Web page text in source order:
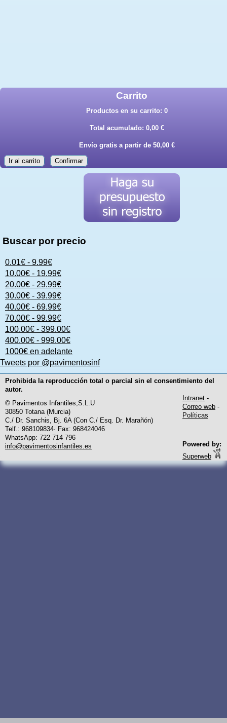
Carrito
Productos en su carrito: 0
Total acumulado: 0,00 €
Envío gratis a partir de 50,00 €
Ir al carrito Confirmar
Buscar por precio
0.01€ - 9.99€
10.00€ - 19.99€
20.00€ - 29.99€
30.00€ - 39.99€
40.00€ - 69.99€
70.00€ - 99.99€
100.00€ - 399.00€
400.00€ - 999.00€
1000€ en adelante
Tweets por @pavimentosinf
Prohibida la reproducción total o parcial sin el consentimiento del
autor.
© Pavimentos Infantiles,S.L.U
30850 Totana (Murcia)
C./ Dr. Sanchis, Bj. 6A (Con C./ Esq. Dr. Marañón)
Telf.: 968109834· Fax: 968424046
WhatsApp: 722 714 796
info@pavimentosinfantiles.es
Intranet -
Correo web -
Políticas
Powered by:
Superweb